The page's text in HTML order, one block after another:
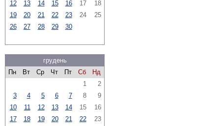
12
13 14 15 16 17
18
19
20 21 22 23 24
25
26
27 28 29 30
грудень
Пн
Вт Ср Чт Пт Сб
Нд
1
2
3
4 5 6 7 8
9
10
11 12 13 14 15
16
17
18 19 20 21 22
23